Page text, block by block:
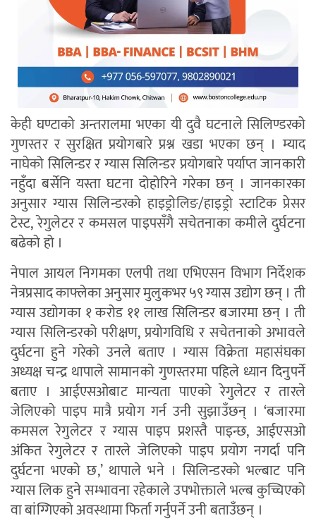
केही घण्टाको अन्तरालमा भएका यी दुवै घटनाले सिलिण्डरको
गुणस्तर र सुरक्षित प्रयोगबारे प्रश्न खडा भएका छन् । म्याद
नाघेको सिलिन्डर र ग्यास सिलिन्डर प्रयोगबारे पर्याप्त जानकारी
नहुँदा बर्सेनि यस्ता घटना दोहोरिने गरेका छन् । जानकारका
अनुसार ग्यास सिलिन्डरको हाइड्रोलिङ/हाइड्रो स्टाटिक प्रेसर
टेस्ट, रेगुलेटर र कमसल पाइपसँगै सचेतनाका कमीले दुर्घटना
बढेको हो ।
नेपाल आयल निगमका एलपी तथा एभिएसन विभाग निर्देशक
नेत्रप्रसाद काफ्लेका अनुसार मुलुकभर ५९ ग्यास उद्योग छन् । ती
ग्यास उद्योगका १ करोड ११ लाख सिलिन्डर बजारमा छन् । ती
ग्यास सिलिन्डरको परीक्षण, प्रयोगविधि र सचेतनाको अभावले
दुर्घटना हुने गरेको उनले बताए । ग्यास विक्रेता महासंघका
अध्यक्ष चन्द्र थापाले सामानकाे गुणस्तरमा पहिले ध्यान दिनुपर्ने
बताए । आईएसओबाट मान्यता पाएको रेगुलेटर र तारले
जेलिएकाे पाइप मात्रै प्रयोग गर्न उनी सुझाउँछन् । ‘बजारमा
कमसल रेगुलेटर र ग्यास पाइप प्रशस्तै पाइन्छ, आईएसओ
अंकित रेगुलेटर र तारले जेलिएको पाइप प्रयोग नगर्दा पनि
दुर्घटना भएको छ,’ थापाले भने । सिलिन्डरको भल्बाट पनि
ग्यास लिक हुने सम्भावना रहेकाले उपभोक्ताले भल्ब कुच्चिएको
वा बांग्गिएको अवस्थामा फिर्ता गर्नुपर्ने उनी बताउँछन् ।